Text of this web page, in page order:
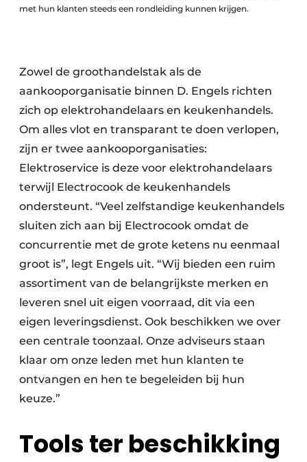
met hun klanten steeds een rondleiding kunnen krijgen.
Zowel de groothandelstak als de
aankooporganisatie binnen D. Engels richten
zich op elektrohandelaars en keukenhandels.
Om alles vlot en transparant te doen verlopen,
zijn er twee aankooporganisaties:
Elektroservice is deze voor elektrohandelaars
terwijl Electrocook de keukenhandels
ondersteunt. “Veel zelfstandige keukenhandels
sluiten zich aan bij Electrocook omdat de
concurrentie met de grote ketens nu eenmaal
groot is”, legt Engels uit. “Wij bieden een ruim
assortiment van de belangrijkste merken en
leveren snel uit eigen voorraad, dit via een
eigen leveringsdienst. Ook beschikken we over
een centrale toonzaal. Onze adviseurs staan
klaar om onze leden met hun klanten te
ontvangen en hen te begeleiden bij hun
keuze.”
Tools ter beschikking